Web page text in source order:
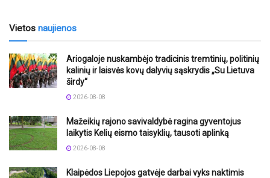
Vietos naujienos
Ariogaloje nuskambėjo tradicinis tremtinių, politinių
kalinių ir laisvės kovų dalyvių sąskrydis „Su Lietuva
širdy“
2026-08-08
Mažeikių rajono savivaldybė ragina gyventojus
laikytis Kelių eismo taisyklių, tausoti aplinką
2026-08-08
Klaipėdos Liepojos gatvėje darbai vyks naktimis